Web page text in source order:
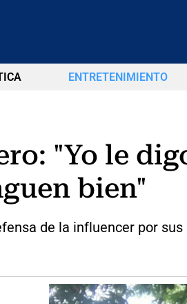
ENTRETENIMIENTO
"Yo le
bien"
de la influencer por